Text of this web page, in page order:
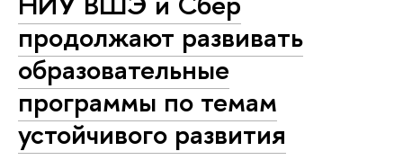
продолжают развивать
образовательные
программы по темам
устойчивого развития